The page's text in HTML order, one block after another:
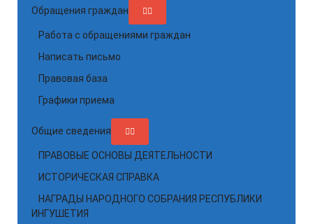
Обращения граждан
Работа с обращениями граждан
Написать письмо
Правовая база
Графики приема
Общие сведения
ПРАВОВЫЕ ОСНОВЫ ДЕЯТЕЛЬНОСТИ
ИСТОРИЧЕСКАЯ СПРАВКА
НАГРАДЫ НАРОДНОГО СОБРАНИЯ РЕСПУБЛИКИ
ИНГУШЕТИЯ